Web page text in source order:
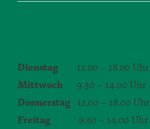
Dienstag 12.00 – 18.00 Uhr
Mittwoch 9.30 – 14.00 Uhr
Donnerstag 12.00 – 18.00 Uhr
Freitag 9.30 – 14.00 Uhr